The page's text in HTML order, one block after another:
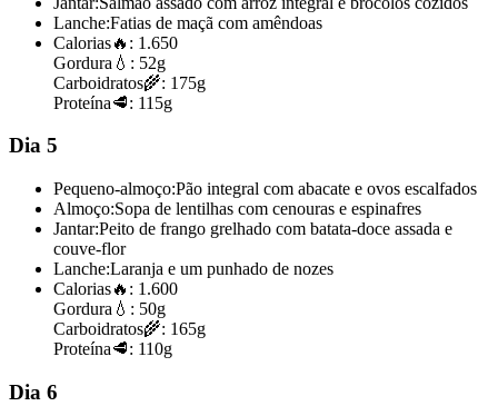
Lanche:Fatias de maçã com amêndoas
Calorias🔥: 1.650
Gordura 💧: 52g
Carboidratos🌾: 175g
Proteína🥩: 115g
Dia 5
Pequeno-almoço:Pão integral com abacate e ovos escalfados
Almoço:Sopa de lentilhas com cenouras e espinafres
Jantar:Peito de frango grelhado com batata-doce assada e
couve-flor
Lanche:Laranja e um punhado de nozes
Calorias🔥: 1.600
Gordura 💧: 50g
Carboidratos🌾: 165g
Proteína🥩: 110g
Dia 6